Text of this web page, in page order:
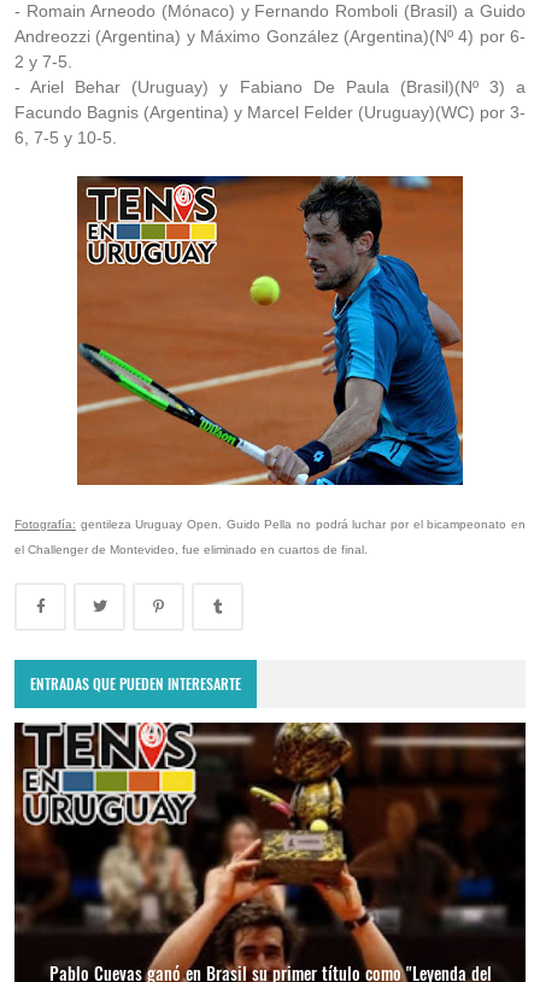
- Romain Arneodo (Mónaco) y Fernando Romboli (Brasil) a Guido
Andreozzi (Argentina) y Máximo González (Argentina)(Nº 4) por 6-
2 y 7-5.
- Ariel Behar (Uruguay) y Fabiano De Paula (Brasil)(Nº 3) a
Facundo Bagnis (Argentina) y Marcel Felder (Uruguay)(WC) por 3-
6, 7-5 y 10-5.
Fotografía: gentileza Uruguay Open. Guido Pella no podrá luchar por el bicampeonato en
el Challenger de Montevideo, fue eliminado en cuartos de final.
ENTRADAS QUE PUEDEN INTERESARTE
Pablo Cuevas ganó en Brasil su primer título como "Leyenda del